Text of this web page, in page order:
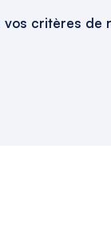
critères de